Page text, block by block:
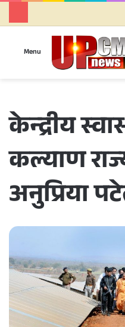
Menu
केन्द्रीय
कल्याण
अनुप्रिया